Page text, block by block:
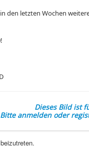
den letzten Wochen
Dieses Bild ist
Bitte anmelden oder